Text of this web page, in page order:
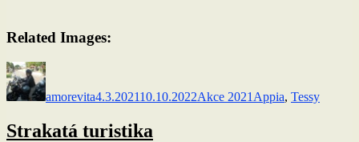
Related Images:
Autor:
amorevita4.3.202110.10.2022Akce 2021 Appia, Tessy
Strakatá turistika